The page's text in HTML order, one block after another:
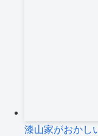
漆山家がおかし